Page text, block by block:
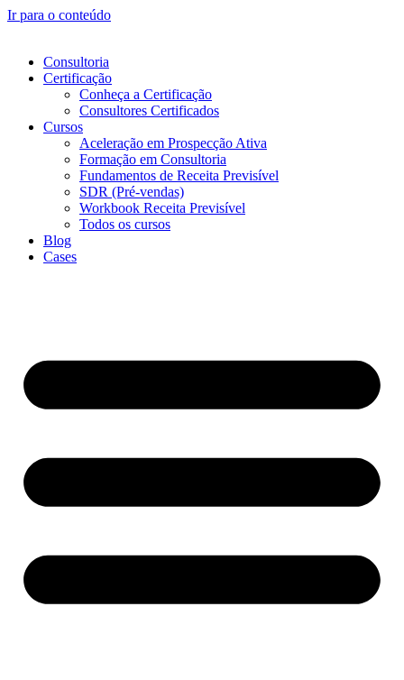
Ir para o conteúdo
Consultoria
Certificação
Conheça a Certificação
Consultores Certificados
Cursos
Aceleração em Prospecção Ativa
Formação em Consultoria
Fundamentos de Receita Previsível
SDR (Pré-vendas)
Workbook Receita Previsível
Todos os cursos
Blog
Cases